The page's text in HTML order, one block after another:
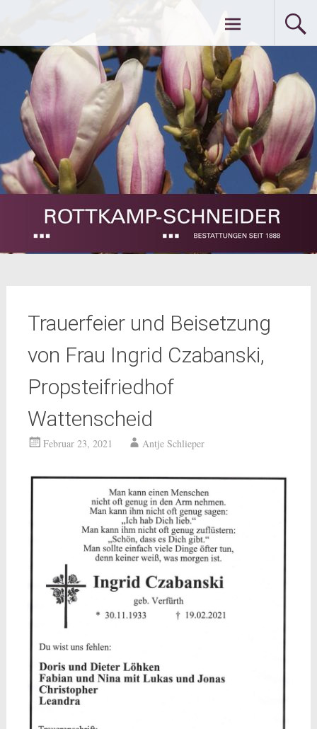
Rottkamp – Schneider … Bestattungen
seit 1888
Trauerfeier und Beisetzung
von Frau Ingrid Czabanski,
Propsteifriedhof
Wattenscheid
Februar 23, 2021 Antje Schlieper